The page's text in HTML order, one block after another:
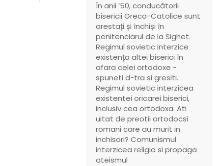
În anii ’50, conducătorii
bisericii Greco-Catolice sunt
arestați și închiși în
penitenciarul de la Sighet.
Regimul sovietic interzice
existența altei biserici în
afara celei ortodoxe -
spuneti d-tra si gresiti.
Regimul sovietic interzicea
existentei oricarei biserici,
inclusiv cea ortodoxa. Ati
uitat de preotii ortodocsi
romani care au murit in
inchisori? Comunismul
interzicea religia si propaga
ateismul